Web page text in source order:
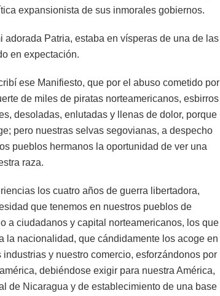
expansionista de sus inmorales gobiernos.
Patria, estaba en vísperas de una de las
en expectación.
ese Manifiesto, que por el abuso cometido por
de miles de piratas norteamericanos, esbirros
desoladas, enlutadas y llenas de dolor, porque
pero nuestras selvas segovianas, a despecho
pueblos hermanos la oportunidad de ver una
raza.
los cuatro años de guerra libertadora,
que tenemos en nuestros pueblos de
a ciudadanos y capital norteamericanos, los que
la nacionalidad, que cándidamente los acoge en
y nuestro comercio, esforzándonos por
debiéndose exigir para nuestra América,
de Nicaragua y de establecimiento de una base